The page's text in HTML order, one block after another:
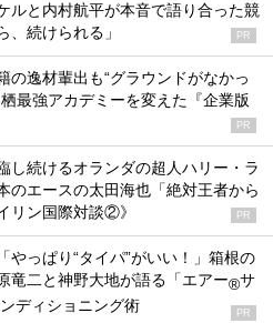
ルと内村航平が本音で語り合った競
、続けられる」
PR
の逸材輩出も“グラウンドがなかっ
最強アカデミーを変えた『企業版
PR
し続けるオランダの超人ハリー・ラ
のエースの太田海也「絶対王者から
リン国際対談②》
PR
やっぱり“タイパ”がいい！」箱根の
竜二と神野大地が語る「エアー®サ
ンディショニング術 PR